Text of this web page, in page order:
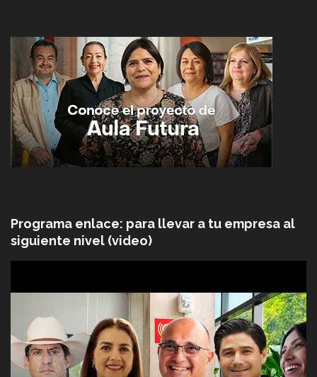
Programa enlace: para llevar a tu empresa al
siguiente nivel (video)